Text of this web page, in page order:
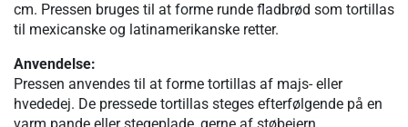
cm. Pressen bruges til at forme runde fladbrød som tortillas
til mexicanske og latinamerikanske retter.
Anvendelse:
Pressen anvendes til at forme tortillas af majs- eller
hvededej. De pressede tortillas steges efterfølgende på en